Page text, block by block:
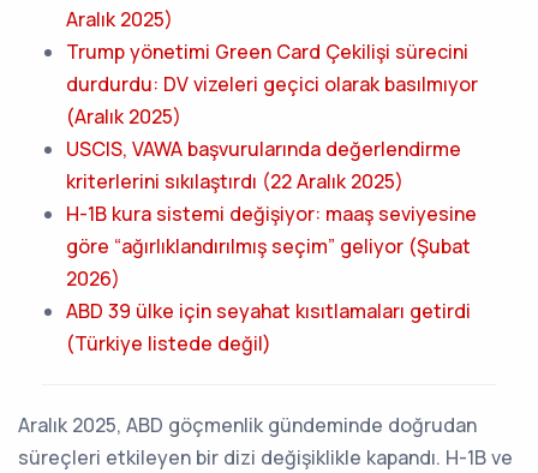
Aralık 2025)
Trump yönetimi Green Card Çekilişi sürecini
durdurdu: DV vizeleri geçici olarak basılmıyor
(Aralık 2025)
USCIS, VAWA başvurularında değerlendirme
kriterlerini sıkılaştırdı (22 Aralık 2025)
H-1B kura sistemi değişiyor: maaş seviyesine
göre “ağırlıklandırılmış seçim” geliyor (Şubat
2026)
ABD 39 ülke için seyahat kısıtlamaları getirdi
(Türkiye listede değil)
Aralık 2025, ABD göçmenlik gündeminde doğrudan
süreçleri etkileyen bir dizi değişiklikle kapandı. H-1B ve